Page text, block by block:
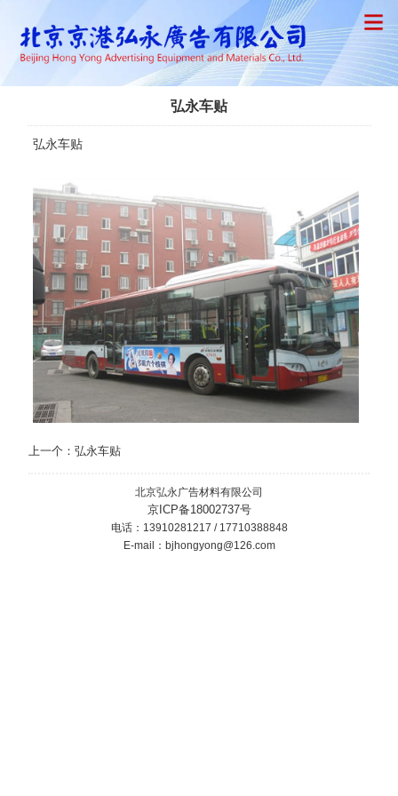
弘永车贴
弘永车贴
上一个： 弘永车贴
北京弘永广告材料有限公司
京ICP备18002737号
电话：13910281217 / 17710388848
E-mail：bjhongyong@126.com